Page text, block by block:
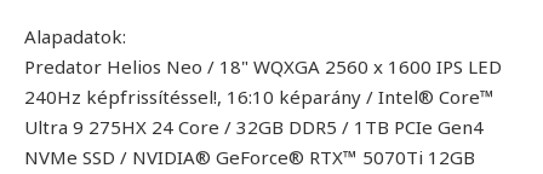
Alapadatok:
Predator Helios Neo / 18" WQXGA 2560 x 1600 IPS LED
240Hz képfrissítéssel!, 16:10 képarány / Intel® Core™
Ultra 9 275HX 24 Core / 32GB DDR5 / 1TB PCIe Gen4
NVMe SSD / NVIDIA® GeForce® RTX™ 5070Ti 12GB